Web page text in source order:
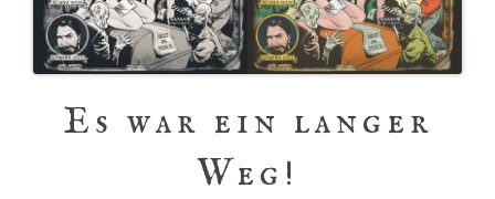
Es war ein langer
Weg!